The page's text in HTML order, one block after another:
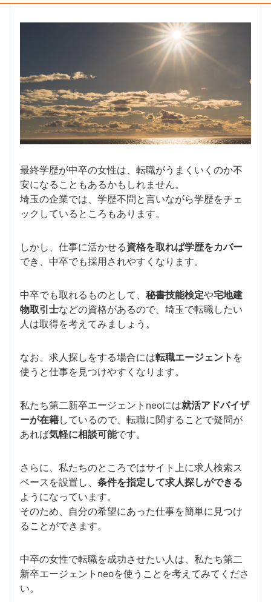
最終学歴が中卒の女性は、転職がうまくいくのか不
安になることもあるかもしれません。
埼玉の企業では、学歴不問と言いながら学歴をチェ
ックしているところもあります。
しかし、仕事に活かせる資格を取れば学歴をカバー
でき、中卒でも採用されやすくなります。
中卒でも取れるものとして、 秘書技能検定や宅地建
物取引士などの資格があるので、埼玉で転職したい
人は取得を考えてみましょう。
なお、求人探しをする場合には転職エージェント を
使うと仕事を見つけやすくなります。
私たち第二新卒エージェントneoには就活アドバイザ
ーが在籍しているので、転職に関することで疑問が
あれば気軽に相談可能です。
さらに、私たちのところではサイト上に求人検索ス
ペースを設置し、 条件を指定して求人探しができる
ようになっています。
そのため、自分の希望にあった仕事を簡単に見つけ
ることができます。
中卒の女性で転職を成功させたい人は、私たち第二
新卒エージェントneoを使うことを考えてみてくださ
い。